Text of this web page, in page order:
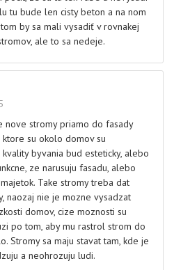
tu bude len cisty beton a na nom
by sa mali vysadiť v rovnakej
ale to sa nedeje.
nove stromy priamo do fasady
ktore su okolo domov su
byvania bud esteticky, alebo
ze narusuju fasadu, alebo
Take stromy treba dat
naozaj nie je mozne vysadzat
domov, cize moznosti su
po tom, aby mu rastrol strom do
Stromy sa maju stavat tam, kde je
a neohrozuju ludi.